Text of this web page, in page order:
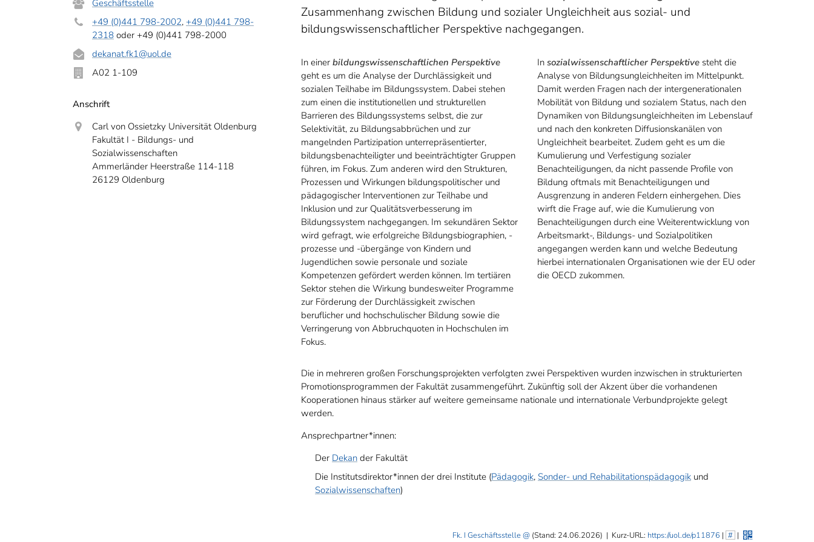
Geschäftsstelle
+49 (0)441 798-2002, +49 (0)441 798-
2318 oder +49 (0)441 798-2000
dekanat.fk1@uol.de
A02 1-109
Anschrift
Carl von Ossietzky Universität Oldenburg
Fakultät I - Bildungs- und
Sozialwissenschaften
Ammerländer Heerstraße 114-118
26129 Oldenburg
Zusammenhang zwischen Bildung und sozialer Ungleichheit aus sozial- und
bildungswissenschaftlicher Perspektive nachgegangen.
In einer bildungswissenschaftlichen Perspektive
geht es um die Analyse der Durchlässigkeit und
sozialen Teilhabe im Bildungssystem. Dabei stehen
zum einen die institutionellen und strukturellen
Barrieren des Bildungssystems selbst, die zur
Selektivität, zu Bildungsabbrüchen und zur
mangelnden Partizipation unterrepräsentierter,
bildungsbenachteiligter und beeinträchtigter Gruppen
führen, im Fokus. Zum anderen wird den Strukturen,
Prozessen und Wirkungen bildungspolitischer und
pädagogischer Interventionen zur Teilhabe und
Inklusion und zur Qualitätsverbesserung im
Bildungssystem nachgegangen. Im sekundären Sektor
wird gefragt, wie erfolgreiche Bildungsbiographien, -
prozesse und -übergänge von Kindern und
Jugendlichen sowie personale und soziale
Kompetenzen gefördert werden können. Im tertiären
Sektor stehen die Wirkung bundesweiter Programme
zur Förderung der Durchlässigkeit zwischen
beruflicher und hochschulischer Bildung sowie die
Verringerung von Abbruchquoten in Hochschulen im
Fokus.
In sozialwissenschaftlicher Perspektive steht die
Analyse von Bildungsungleichheiten im Mittelpunkt.
Damit werden Fragen nach der intergenerationalen
Mobilität von Bildung und sozialem Status, nach den
Dynamiken von Bildungsungleichheiten im Lebenslauf
und nach den konkreten Diffusionskanälen von
Ungleichheit bearbeitet. Zudem geht es um die
Kumulierung und Verfestigung sozialer
Benachteiligungen, da nicht passende Profile von
Bildung oftmals mit Benachteiligungen und
Ausgrenzung in anderen Feldern einhergehen. Dies
wirft die Frage auf, wie die Kumulierung von
Benachteiligungen durch eine Weiterentwicklung von
Arbeitsmarkt-, Bildungs- und Sozialpolitiken
angegangen werden kann und welche Bedeutung
hierbei internationalen Organisationen wie der EU oder
die OECD zukommen.
Die in mehreren großen Forschungsprojekten verfolgten zwei Perspektiven wurden inzwischen in strukturierten
Promotionsprogrammen der Fakultät zusammengeführt. Zukünftig soll der Akzent über die vorhandenen
Kooperationen hinaus stärker auf weitere gemeinsame nationale und internationale Verbundprojekte gelegt
werden.
Ansprechpartner*innen:
Der Dekan der Fakultät
Die Institutsdirektor*innen der drei Institute (Pädagogik, Sonder- und Rehabilitationspädagogik und
Sozialwissenschaften)
Fk. I Geschäftsstelle (Stand: 24.06.2026) | Kurz-URL: https://uol.de/p11876 | # |